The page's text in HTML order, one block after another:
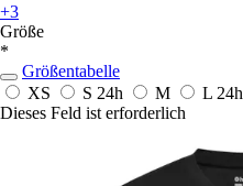
+3
Größe
*
Größentabelle
XS
S 24h M L 24h
Dieses Feld ist erforderlich